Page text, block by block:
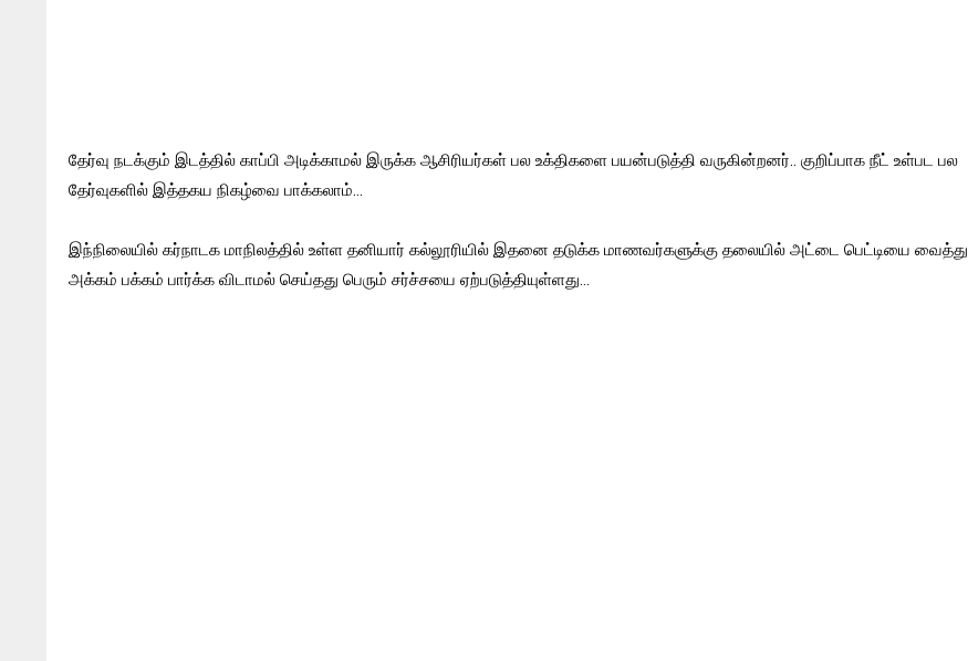
தேர்வு நடக்கும் இடத்தில் காப்பி அடிக்காமல் இருக்க ஆசிரியர்கள் பல உக்திகளை பயன்படுத்தி வருகின்றனர்.. குறிப்பாக நீட் உள்பட பல
தேர்வுகளில் இத்தகய நிகழ்வை பாக்கலாம்...
இந்நிலையில் கர்நாடக மாநிலத்தில் உள்ள தனியார் கல்லூரியில் இதனை தடுக்க மாணவர்களுக்கு தலையில் அட்டை பெட்டியை வைத்து
அக்கம் பக்கம் பார்க்க விடாமல் செய்தது பெரும் சர்ச்சயை ஏற்படுத்தியுள்ளது...